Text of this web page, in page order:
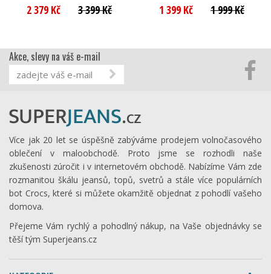
2 379 Kč 3 399 Kč 1 399 Kč 1 999 Kč
Akce, slevy na váš e-mail
Více jak 20 let se úspěšně zabýváme prodejem volnočasového
oblečení v maloobchodě. Proto jsme se rozhodli naše
zkušenosti zúročit i v internetovém obchodě. Nabízíme Vám zde
rozmanitou škálu jeansů, topů, svetrů a stále více populárních
bot Crocs, které si můžete okamžitě objednat z pohodlí vašeho
domova.
Přejeme Vám rychlý a pohodlný nákup, na Vaše objednávky se
těší tým Superjeans.cz